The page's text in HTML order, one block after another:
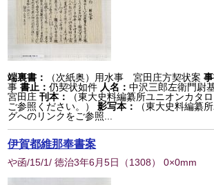
端裏書： （次紙奥）用水事 宮田庄方契状案
事 書止：仍契状如件 人名：中沢三郎左衛門尉
宮田庄 刊本：
（東大史料編纂所ユニオンカタ
ご参照ください。）
影写本：
（東大史料編纂
グへのリンクをご参照...
伊賀都維那奉書案
や函/15/1/ 徳治3年6月5日 （1308） 0×0mm